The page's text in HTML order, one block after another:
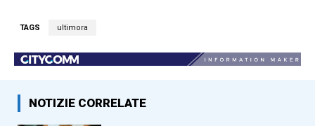
TAGS ultimora
NOTIZIE CORRELATE